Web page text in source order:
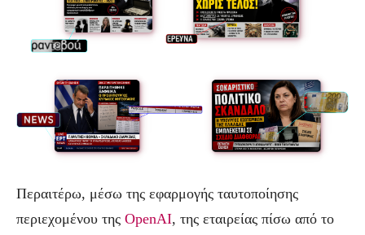
Περαιτέρω, μέσω της εφαρμογής ταυτοποίησης
περιεχομένου της OpenAI, της εταιρείας πίσω από το